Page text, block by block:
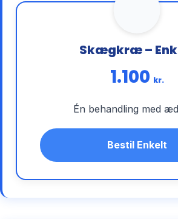
Skægkræ –
1.100 kr.
Én behandling med
Bestil Enkelt